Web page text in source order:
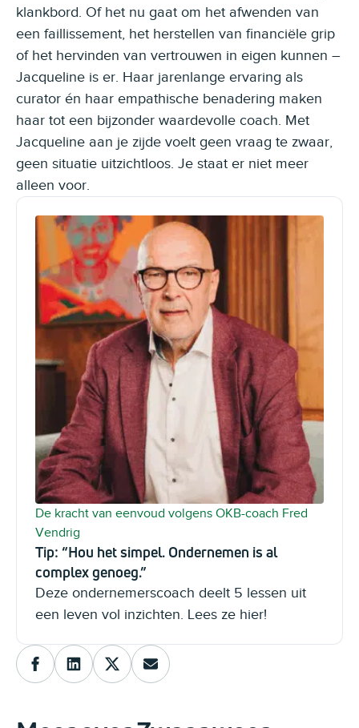
klankbord. Of het nu gaat om het afwenden van
een faillissement, het herstellen van financiële grip
of het hervinden van vertrouwen in eigen kunnen –
Jacqueline is er. Haar jarenlange ervaring als
curator én haar empathische benadering maken
haar tot een bijzonder waardevolle coach. Met
Jacqueline aan je zijde voelt geen vraag te zwaar,
geen situatie uitzichtloos. Je staat er niet meer
alleen voor.
De kracht van eenvoud volgens OKB-coach Fred
Vendrig
Tip: “Hou het simpel. Ondernemen is al
complex genoeg.”
Deze ondernemerscoach deelt 5 lessen uit
een leven vol inzichten. Lees ze hier!